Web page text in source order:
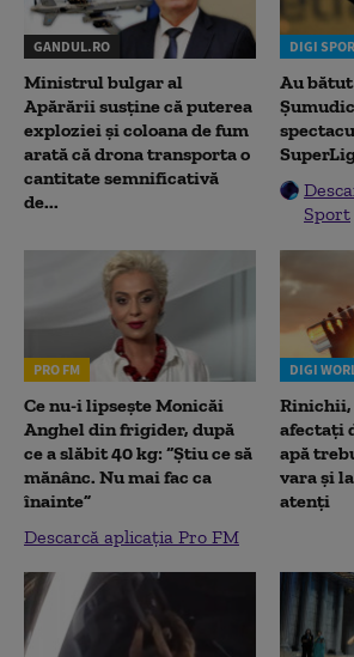
GANDUL.RO
Ministrul bulgar al
Apărării susține că puterea
exploziei și coloana de fum
arată că drona transporta o
cantitate semnificativă
de...
DIGI
Au
Sport
PRO FM
Ce nu-i lipsește Monicăi
Anghel din frigider, după
ce a slăbit 40 kg: “Știu ce să
mănânc. Nu mai fac ca
înainte”
Descarcă aplicația Pro FM
DIGI
afectați
apă
vara și
atenți